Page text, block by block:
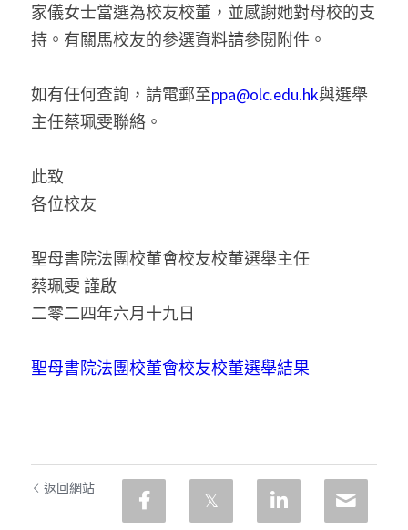
家儀女士當選為校友校董，並感謝她對母校的支
持。有關馬校友的參選資料請參閱附件。
如有任何查詢，請電郵至ppa@olc.edu.hk與選舉
主任蔡珮雯聯絡。
此致
各位校友
聖母書院法團校董會校友校董選舉主任
蔡珮雯 謹啟
二零二四年六月十九日
聖母書院法團校董會校友校董選舉結果
返回網站